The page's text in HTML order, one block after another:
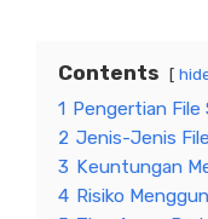
Contents
1 Pengertian File
2 Jenis-Jenis
3 Keuntungan
4 Risiko